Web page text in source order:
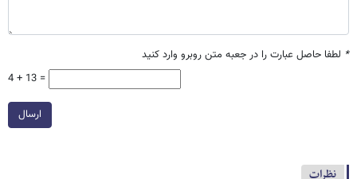
* لطفا حاصل عبارت را در جعبه متن روبرو وارد کنید
4 + 13 =
ارسال
نظرات